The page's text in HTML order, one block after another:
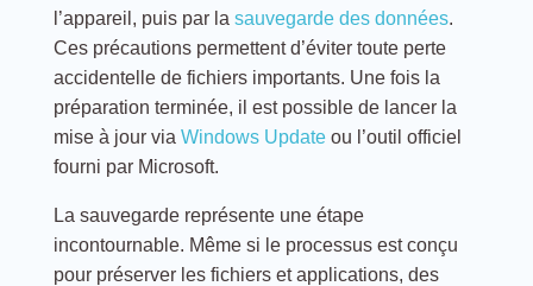
l’appareil, puis par la sauvegarde des données.
Ces précautions permettent d’éviter toute perte
accidentelle de fichiers importants. Une fois la
préparation terminée, il est possible de lancer la
mise à jour via Windows Updateou l’outil officiel
fourni par Microsoft.
La sauvegarde représente une étape
incontournable. Même si le processus est conçu
pour préserver les fichiers et applications, des